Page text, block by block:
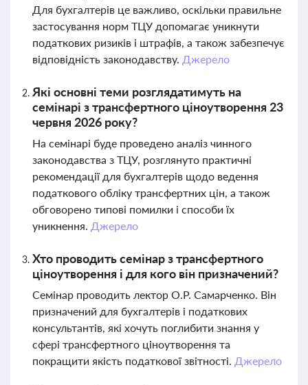
Для бухгалтерів це важливо, оскільки правильне
застосування норм ТЦУ допомагає уникнути
податкових ризиків і штрафів, а також забезпечує
відповідність законодавству. Джерело
Які основні теми розглядатимуть на
семінарі з трансфертного ціноутворення 23
червня 2026 року?
На семінарі буде проведено аналіз чинного
законодавства з ТЦУ, розглянуто практичні
рекомендації для бухгалтерів щодо ведення
податкового обліку трансфертних цін, а також
обговорено типові помилки і способи їх
уникнення. Джерело
Хто проводить семінар з трансфертного
ціноутворення і для кого він призначений?
Семінар проводить лектор О.Р. Самарченко. Він
призначений для бухгалтерів і податкових
консультантів, які хочуть поглибити знання у
сфері трансфертного ціноутворення та
покращити якість податкової звітності. Джерело